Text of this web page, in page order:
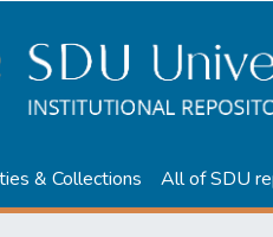
& Collections All of SDU